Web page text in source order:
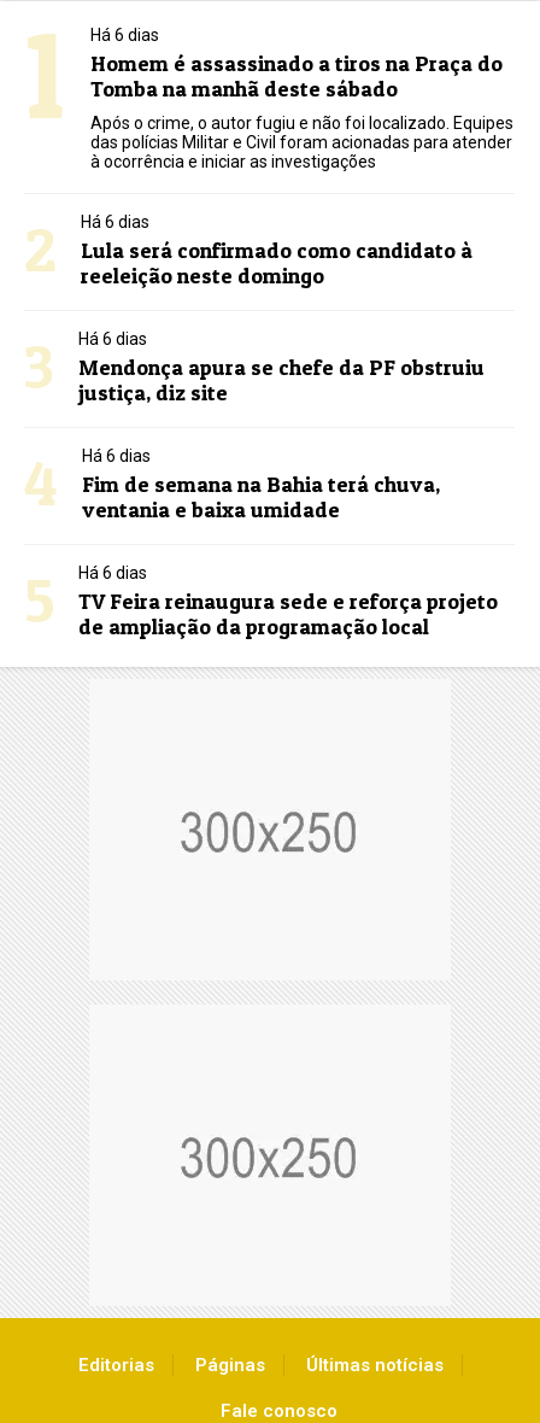
1 Há 6 dias
Homem é assassinado a tiros na Praça do
Tomba na manhã deste sábado
Após o crime, o autor fugiu e não foi localizado. Equipes
das polícias Militar e Civil foram acionadas para atender
à ocorrência e iniciar as investigações
2 Há 6 dias
Lula será confirmado como candidato à
reeleição neste domingo
3 Há 6 dias
Mendonça apura se chefe da PF obstruiu
justiça, diz site
4 Há 6 dias
Fim de semana na Bahia terá chuva,
ventania e baixa umidade
5 Há 6 dias
TV Feira reinaugura sede e reforça projeto
de ampliação da programação local
Editorias Páginas Últimas notícias
Fale conosco